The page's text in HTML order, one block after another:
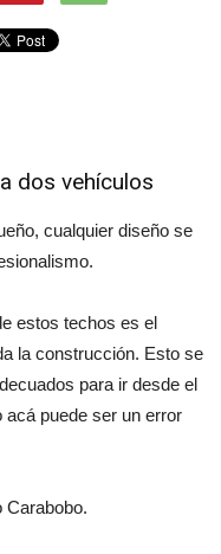
dos vehículos
cualquier diseño se
estos techos es el
la construcción. Esto se
para ir desde el
puede ser un error
Carabobo.